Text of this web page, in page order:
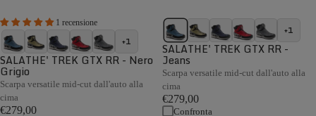
1 recensione
+1
SALATHE' TREK GTX RR - Nero
Grigio
Scarpa versatile mid-cut dall'auto alla
cima
€279,00
+1
SALATHE' TREK GTX RR -
Jeans
Scarpa versatile mid-cut dall'auto alla
cima
€279,00
Confronta